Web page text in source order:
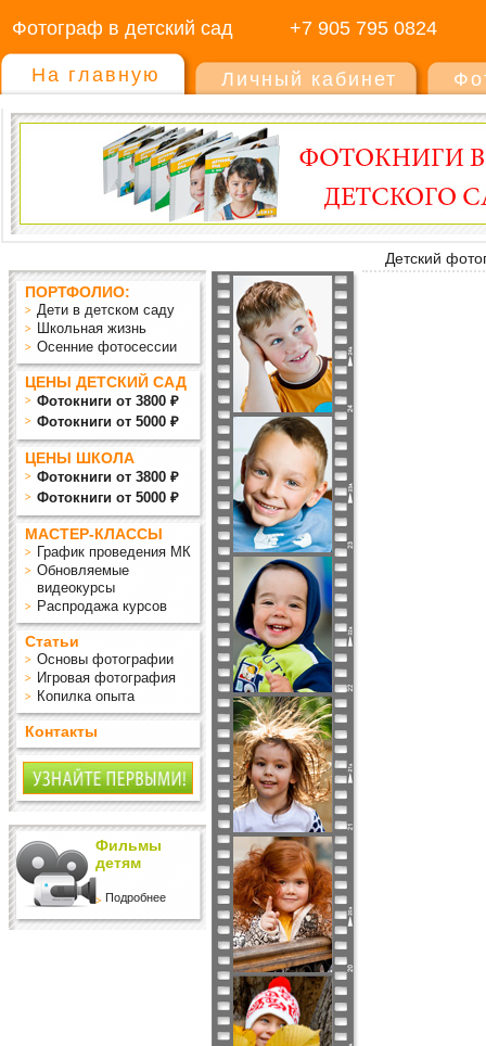
Фотограф в детский сад +7 905 795 0824
На главную Личный кабинет
Детский
ПОРТФОЛИО:
Дети в детском саду
Школьная жизнь
Осенние фотосессии
ЦЕНЫ ДЕТСКИЙ САД
Фотокниги от 3800 ₽
Фотокниги от 5000 ₽
ЦЕНЫ ШКОЛА
Фотокниги от 3800 ₽
Фотокниги от 5000 ₽
МАСТЕР-КЛАССЫ
График проведения МК
Обновляемые
видеокурсы
Распродажа курсов
Статьи
Основы фотографии
Игровая фотография
Копилка опыта
Контакты
Фильмы
детям
Подробнее